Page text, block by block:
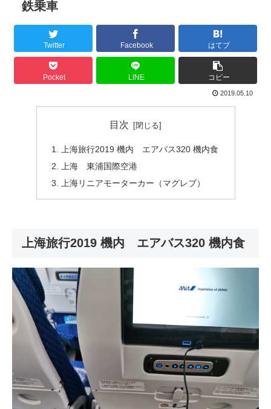
鉄乗車
Twitter Facebook はてブ
Pocket LINE コピー
2019.05.10
目次
上海旅行2019 機内 エアバス320 機内食
上海 東浦国際空港
上海リニアモーターカー（マグレブ）
上海旅行2019 機内 エアバス320 機内食